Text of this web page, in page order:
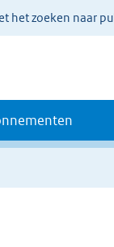
het zoeken naar